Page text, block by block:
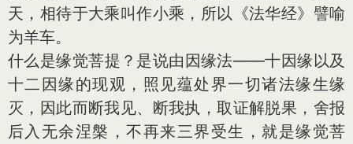
天，相待于大乘叫作小乘，所以《法华经》譬喻
为羊车。
什么是缘觉菩提？是说由因缘法——十因缘以及
十二因缘的现观，照见蕴处界一切诸法缘生缘
灭，因此而断我见、断我执，取证解脱果，舍报
后入无余涅槃，不再来三界受生，就是缘觉菩